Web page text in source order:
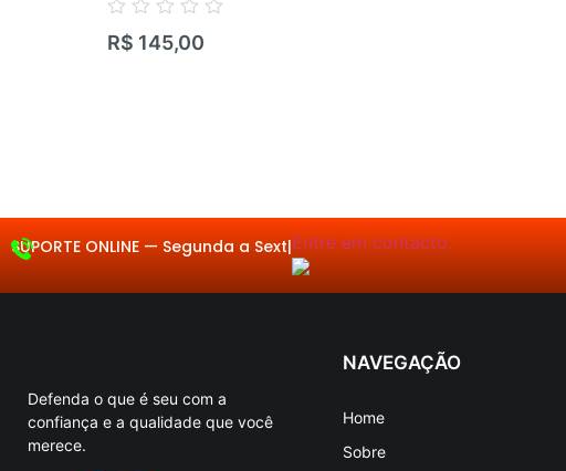
Avaliação
0
R$ 145,00
SUPORTE ONLINE — Se|Entre em contacto.
Defenda o que é seu com a
confiança e a qualidade que você
merece.
NAVEGAÇÃO
Home
Sobre